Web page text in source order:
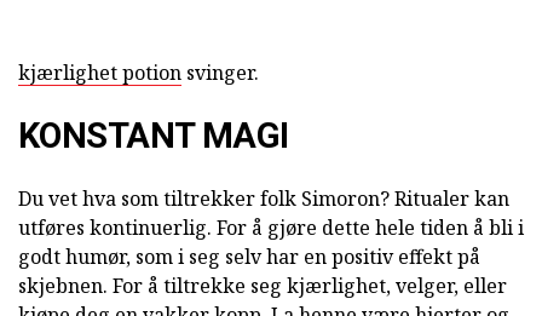
kjærlighet potion svinger.
KONSTANT MAGI
Du vet hva som tiltrekker folk Simoron? Ritualer kan
utføres kontinuerlig. For å gjøre dette hele tiden å bli i
godt humør, som i seg selv har en positiv effekt på
skjebnen. For å tiltrekke seg kjærlighet, velger, eller